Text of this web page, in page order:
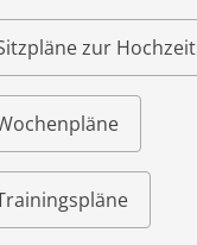
zur Hochzeit